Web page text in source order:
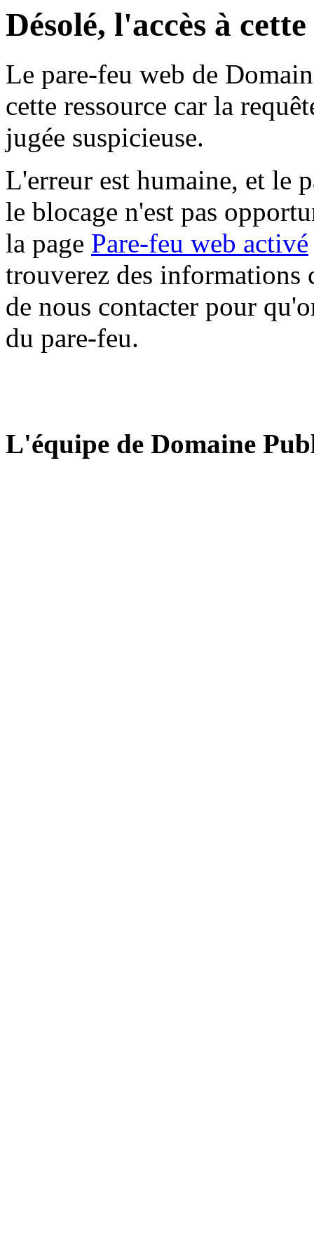
Désolé, l'accès à
Le pare-feu web de
cette ressource car la
jugée suspicieuse.
L'erreur est humaine, et le
le blocage n'est pas
la page Pare-feu web activé
trouverez des informations
de nous contacter pour
du pare-feu.
L'équipe de Domaine